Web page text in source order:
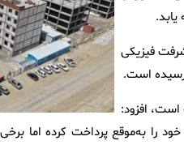
دورود اکنون ۳۳ درصد پیشرفت فیزیکی
است، افزود:
را به‌موقع پرداخت کرده‌ اما